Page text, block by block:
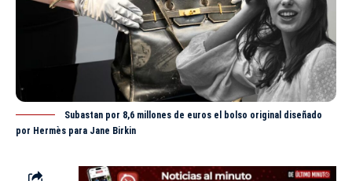
Subastan por 8,6 millones de euros el bolso original diseñado
por Hermès para Jane Birkin